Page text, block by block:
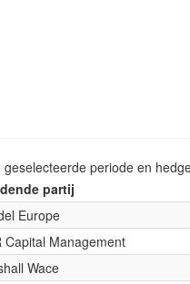
periode en
partij
Europe
Capital Management
Wace